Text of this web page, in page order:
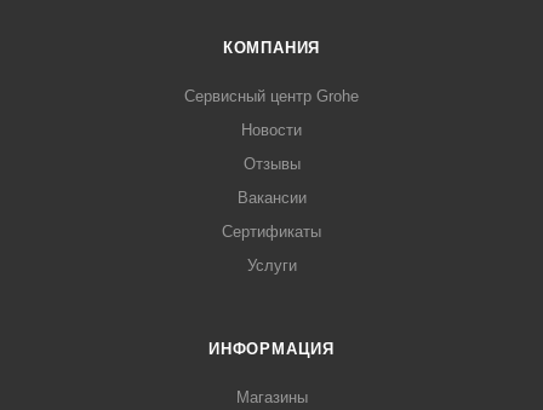
КОМПАНИЯ
Сервисный центр Grohe
Новости
Отзывы
Вакансии
Сертификаты
Услуги
ИНФОРМАЦИЯ
Магазины